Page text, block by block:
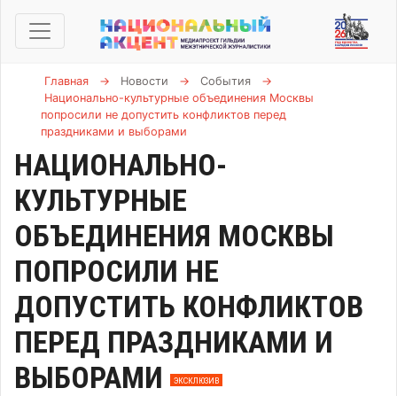
Главная → Новости → События
→
Национально-культурные объединения Москвы
попросили не допустить конфликтов перед
праздниками и выборами
НАЦИОНАЛЬНО-
КУЛЬТУРНЫЕ
ОБЪЕДИНЕНИЯ МОСКВЫ
ПОПРОСИЛИ НЕ
ДОПУСТИТЬ КОНФЛИКТОВ
ПЕРЕД ПРАЗДНИКАМИ И
ВЫБОРАМИ
ЭКСКЛЮЗИВ